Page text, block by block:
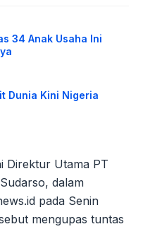
34 Anak Usaha Ini
Dunia Kini Nigeria
Direktur Utama PT
dalam
pada Senin
mengupas tuntas